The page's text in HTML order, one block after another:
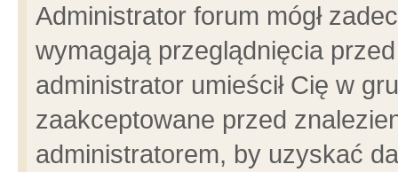
Administrator forum mógł
wymagają przeglądnięcia
administrator umieścił Cię w
zaakceptowane przed
administratorem, by uzyskać